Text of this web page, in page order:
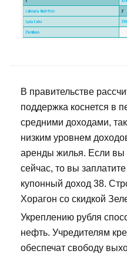
В правительстве
поддержка коснется в
средними доходами,
низким уровнем
аренды жилья. Если вы
сейчас, то вы
купонный доход 38.
Хорагон со скидкой
Укреплению рубля
нефть. Учредителям
обеспечат свободу